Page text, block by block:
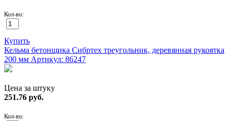
Кол-во:
Купить
Кельма бетонщика Сибртех треугольник, деревянная рукоятка
200 мм Артикул: 86247
Цена за штуку
251.76 руб.
Кол-во: